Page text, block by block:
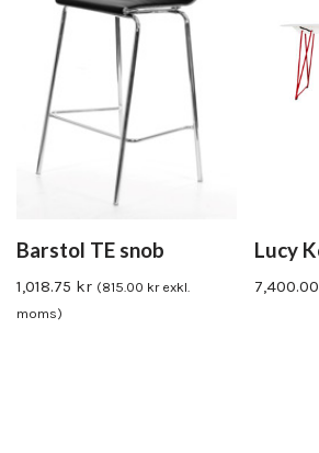
Barstol TE snob
1,018.75 kr (815.00 krexkl.
moms)
Lucy
7,400.00